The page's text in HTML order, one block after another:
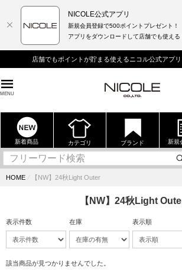
店舗でもポイントが貯まる使えるニコル公式アプリ
MENU
新着商品 カテゴリ ブランド 新規
HOME ⁄ 【NW】24秋Light Outer
【NW】24秋Light
表示件数 在庫 表示順
該当商品が見つかりませんでした。
NICOLE公式アプリ
新規会員登録で500ポイントプレゼント！
アプリをダウンロードして店舗でも使える